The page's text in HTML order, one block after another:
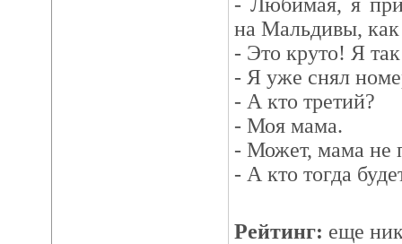
на Мальдивы, как
- Это круто! Я
- Я уже снял
- А кто третий?
- Моя мама.
- Может, мама не
- А кто тогда
Рейтинг: еще